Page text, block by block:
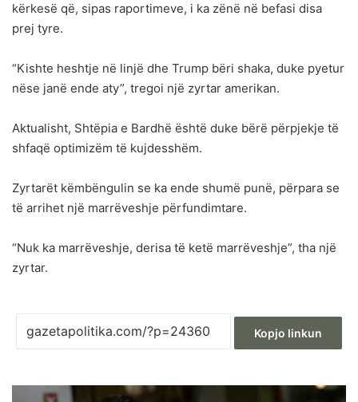
kërkesë që, sipas raportimeve, i ka zënë në befasi disa
prej tyre.
“Kishte heshtje në linjë dhe Trump bëri shaka, duke pyetur
nëse janë ende aty”, tregoi një zyrtar amerikan.
Aktualisht, Shtëpia e Bardhë është duke bërë përpjekje të
shfaqë optimizëm të kujdesshëm.
Zyrtarët këmbëngulin se ka ende shumë punë, përpara se
të arrihet një marrëveshje përfundimtare.
“Nuk ka marrëveshje, derisa të ketë marrëveshje”, tha një
zyrtar.
Kopjo linkun